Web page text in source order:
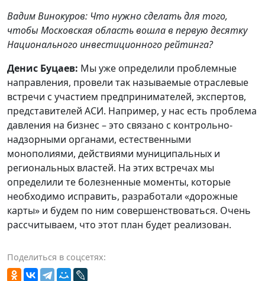
Вадим Винокуров: Что нужно сделать для того,
чтобы Московская область вошла в первую десятку
Национального инвестиционного рейтинга?
Денис Буцаев: Мы уже определили проблемные
направления, провели так называемые отраслевые
встречи с участием предпринимателей, экспертов,
представителей АСИ. Например, у нас есть проблема
давления на бизнес – это связано с контрольно-
надзорными органами, естественными
монополиями, действиями муниципальных и
региональных властей. На этих встречах мы
определили те болезненные моменты, которые
необходимо исправить, разработали «дорожные
карты» и будем по ним совершенствоваться. Очень
рассчитываем, что этот план будет реализован.
Поделиться в соцсетях: